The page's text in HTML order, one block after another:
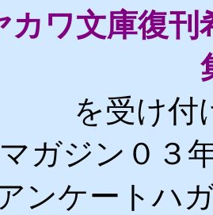
カワ文庫復
を受け付
ガジン０３
ンケートハ